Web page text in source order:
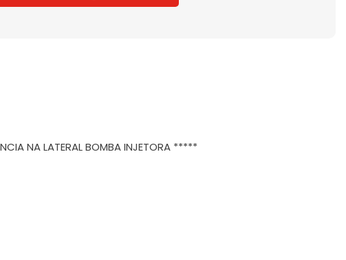
NA LATERAL BOMBA INJETORA *****